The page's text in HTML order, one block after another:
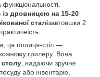
функціональності.
із дровницею на 15-20
сталізавтовшки 2
ця полиця-стіл —
грилеру. Вона
столу, надаючи зручне
або інвентарю,